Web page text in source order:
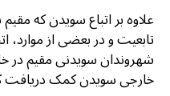
علاوه بر اتباع سویدن که
تابعیت و در بعضی از موارد،
شهروندان سویدنی مقیم در
خارجی سویدن کمک دریافت